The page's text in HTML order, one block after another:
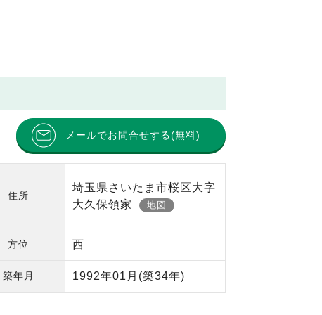
メールでお問合せする(無料)
住所
埼玉県さいたま市桜区大字
大久保領家
地図
方位 西
築年月 1992年01月 (築34年)